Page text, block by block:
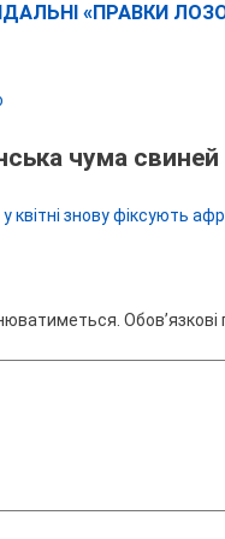
«ПРАВКИ
чума свиней
у квітні знову фіксують
Обов’язкові